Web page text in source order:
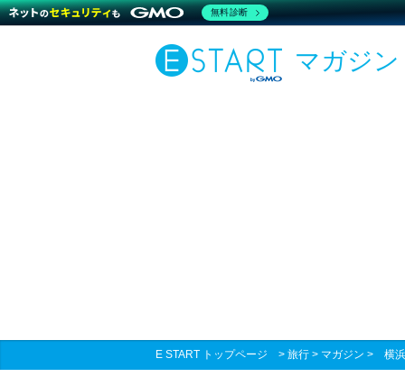
マガジン
E START トップページ > 旅行 > マガジン > 横
無料診断